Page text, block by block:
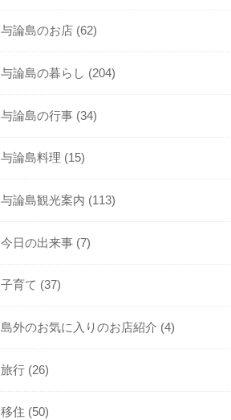
与論島のお店 (62)
与論島の暮らし (204)
与論島の行事 (34)
与論島料理 (15)
与論島観光案内 (113)
今日の出来事 (7)
子育て (37)
島外のお気に入りのお店紹介 (4)
旅行 (26)
移住 (50)